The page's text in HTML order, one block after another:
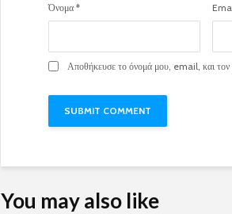
Όνομα *
Αποθήκευσε το όνομά μου, email, και τον
You may also like